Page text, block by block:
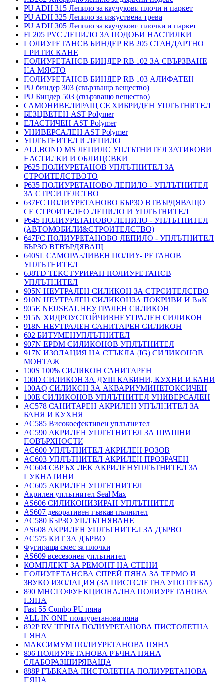
PU ADH 315 Лепило за каучукови плочи и паркет
PU ADH 325 Лепило за изкуствена трева
PU ADH 305 Лепило за каучукови плочки и паркет
FL205 PVC ЛЕПИЛО ЗА ПОДОВИ НАСТИЛКИ
ПОЛИУРЕТАНОВ БИНДЕР RB 205 СТАНДАРТНО
ПРИТИСКАНЕ
ПОЛИУРЕТАНОВ БИНДЕР RB 102 ЗА СВЪРЗВАНЕ
НА МЯСТО
ПОЛИУРЕТАНОВ БИНДЕР RB 103 АЛИФАТЕН
PU биндер 303 (свързващо вещество)
PU Биндер 503 (свързващо вещество)
САМОНИВЕЛИРАЩ СЕ ХИБРИДЕН УПЛЪТНИТЕЛ
БЕЗЦВЕТЕН AST Polymer
ЕЛАСТИЧЕН AST Polymer
УНИВЕРСАЛЕН AST Polymer
УПЛЪТНИТЕЛ И ЛЕПИЛО
ALLBOND MS ЛЕПИЛО УПЛЪТНИТЕЛ ЗАТИКОВИ
НАСТИЛКИ И ОБЛИЦОВКИ
P625 ПОЛИУРЕТАНОВ УПЛЪТНИТЕЛ ЗА
СТРОИТЕЛСТВОТО
P635 ПОЛИУРЕТАНОВО ЛЕПИЛО - УПЛЪТНИТЕЛ
ЗА СТРОИТЕЛСТВО
637FC ПОЛИУРЕТАНОВО БЪРЗО ВТВЪРДЯВАЩО
СЕ СТРОИТЕЛНО ЛЕПИЛО И УПЛЪТНИТЕЛ
P645 ПОЛИУРЕТАНОВО ЛЕПИЛО - УПЛЪТНИТЕЛ
(АВТОМОБИЛИ&СТРОИТЕЛСТВО)
647FC ПОЛИУРЕТАНОВО ЛЕПИЛО - УПЛЪТНИТЕЛ
БЪРЗО ВТВЪРДЯВАЩ
640SL САМОРАЗЛИВЕН ПОЛИУ- РЕТАНОВ
УПЛЪТНИТЕЛ
638TD ТЕКСТУРИРАН ПОЛИУРЕТАНОВ
УПЛЪТНИТЕЛ
905N НЕУТРАЛЕН СИЛИКОН ЗА СТРОИТЕЛСТВО
910N НЕУТРАЛЕН СИЛИКОНЗА ПОКРИВИ И ВиК
905E NEUSEAL НЕУТРАЛЕН СИЛИКОН
915N ХИДРОУСТОЙЧИВНЕУТРАЛЕН СИЛИКОН
918N НЕУТРАЛЕН САНИТАРЕН СИЛИКОН
602 БИТУМЕНУПЛЪТНИТЕЛ
907N EPDM СИЛИКОНОВ УПЛЪТНИТЕЛ
917N ИЗОЛАЦИЯ НА СТЪКЛА (IG) СИЛИКОНОВ
МОНТАЖ
100S 100% СИЛИКОН САНИТАРЕН
100D СИЛИКОН ЗА ДУШ КАБИНИ, КУХНИ И БАНИ
100AQ СИЛИКОН ЗА АКВАРИУМИНЕТОКСИЧЕН
100E СИЛИКОНОВ УПЛЪТНИТЕЛ УНИВЕРСАЛЕН
AC578 САНИТАРЕН АКРИЛЕН УПЪЛНИТЕЛ ЗА
БАНЯ И КУХНЯ
AC585 Високоефективен уплътнител
AC590 АКРИЛЕН УПЛЪТНИТЕЛ ЗА ПРАШНИ
ПОВЪРХНОСТИ
AC600 УПЛЪТНИТЕЛ АКРИЛЕН РОЗОВ
AC603 УПЛЪТНИТЕЛ АКРИЛЕН ПРОЗРАЧЕН
AC604 СВРЪХ ЛЕК АКРИЛЕНУПЛЪТНИТЕЛ ЗА
ПУКНАТИНИ
AC605 АКРИЛЕН УПЛЪТНИТЕЛ
Акрилен уплътнител Seal Max
AS606 СИЛИКОНИЗИРАН УПЛЪТНИТЕЛ
AS607 декоративен гъвкав пълнител
AC580 БЪРЗО УПЛЪТНЯВАНЕ
AS608 АКРИЛЕН УПЛЪТНИТЕЛ ЗА ДЪРВО
AC575 КИТ ЗА ДЪРВО
Фугираща смес за плочки
AS609 всесезонен уплътнител
КОМПЛЕКТ ЗА РЕМОНТ НА СТЕНИ
ПОЛИУРЕТАНОВА СПРЕЙ ПЯНА ЗА ТЕРМО И
ЗВУКО ИЗОЛАЦИЯ (ЗА ПИСТОЛЕТНА УПОТРЕБА)
890 МНОГОФУНКЦИОНАЛНА ПОЛИУРЕТАНОВА
ПЯНА
Fast 55 Combo PU пяна
ALL IN ONE полиуретанова пяна
892P RV ЧЕРНА ПОЛИУРЕТАНОВА ПИСТОЛЕТНА
ПЯНА
МАКСИМУМ ПОЛИУРЕТАНОВА ПЯНА
806 ПОЛИУРЕТАНОВА РЪЧНА ПЯНА
СЛАБОРАЗШИРЯВАЩА
888P ГЪВКАВА ПИСТОЛЕТНА ПОЛИУРЕТАНОВА
ПЯНА